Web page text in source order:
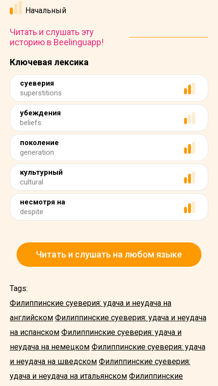
Ключевая лексика
суеверия
superstitions
убеждения
beliefs
поколение
generation
культурный
cultural
несмотря на
despite
Начальный
Читать и слушать эту
историю в Beelinguapp!
Читать и слушать на любом языке
Tags:
Филиппинские суеверия: удача и неудача на
английском Филиппинские суеверия: удача и неудача
на испанском Филиппинские суеверия: удача и
неудача на немецком Филиппинские суеверия: удача
и неудача на шведском Филиппинские суеверия:
удача и неудача на итальянском Филиппинские